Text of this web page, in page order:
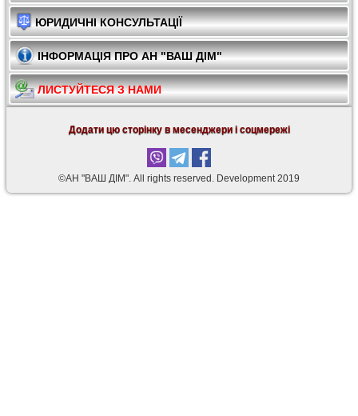
ЮРИДИЧНІ КОНСУЛЬТАЦІЇ
ІНФОРМАЦІЯ ПРО АН "ВАШ ДІМ"
ЛИСТУЙТЕСЯ З НАМИ
Додати цю сторінку в месенджери і соцмережі
©АН "ВАШ ДІМ". Аll rights reserved. Development 2019